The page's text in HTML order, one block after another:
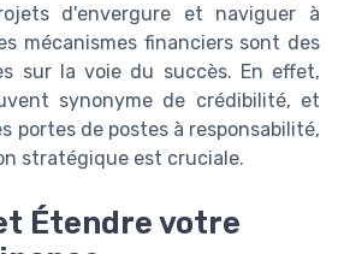
d'envergure et naviguer à
mécanismes financiers sont des
sur la voie du succès. En effet,
synonyme de crédibilité, et
portes de postes à responsabilité,
stratégique est cruciale.
Étendre votre